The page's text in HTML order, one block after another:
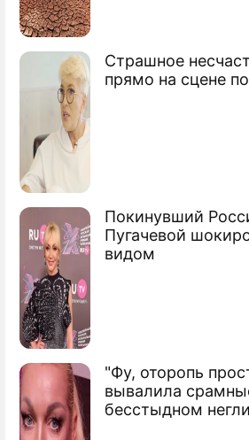
Страшное
прямо на сцене
Покинувший
Пугачевой
видом
"Фу, оторопь
вывалила
бесстыдном
Путин пояснил расходы
Китай потратит 25 млрд.
нефть
Экономисты дали России
прогноз
Сюжеты
Экономический кризис